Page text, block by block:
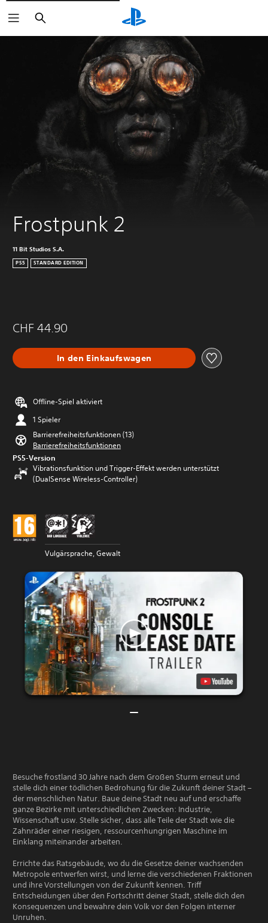
Suchen
Frostpunk 2
11 Bit Studios S.A.
PS5 STANDARD EDITION
CHF 44.90
In den Einkaufswagen
Offline-Spiel aktiviert
1 Spieler
Barrierefreiheitsfunktionen (13)
Barrierefreiheitsfunktionen
PS5-Version
Vibrationsfunktion und Trigger-Effekt werden unterstützt
(DualSense Wireless-Controller)
Vulgärsprache, Gewalt
Besuche frostland 30 Jahre nach dem Großen Sturm erneut und
stelle dich einer tödlichen Bedrohung für die Zukunft deiner Stadt –
der menschlichen Natur. Baue deine Stadt neu auf und erschaffe
ganze Bezirke mit unterschiedlichen Zwecken: Industrie,
Wissenschaft usw. Stelle sicher, dass alle Teile der Stadt wie die
Zahnräder einer riesigen, ressourcenhungrigen Maschine im
Einklang miteinander arbeiten.
Errichte das Ratsgebäude, wo du die Gesetze deiner wachsenden
Metropole entwerfen wirst, und lerne die verschiedenen Fraktionen
und ihre Vorstellungen von der Zukunft kennen. Triff
Entscheidungen über den Fortschritt deiner Stadt, stelle dich den
Konsequenzen und bewahre dein Volk vor den Folgen interner
Unruhen.